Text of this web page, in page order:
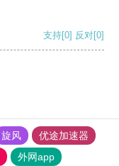
支持[0] 反对[0]
旋风
优途加速器
外网app